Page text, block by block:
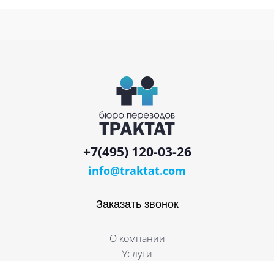
Заказать звонок
О компании
Услуги
+7(495) 120-03-26
info@traktat.com